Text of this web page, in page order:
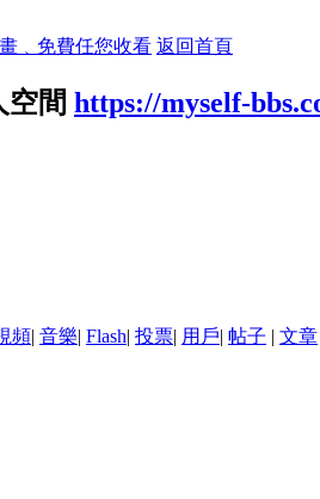
﹑免費任您收看 返回首頁
空間 https://myself-
頻| 音樂| Flash| 投票| 用戶| 帖子 | 文章